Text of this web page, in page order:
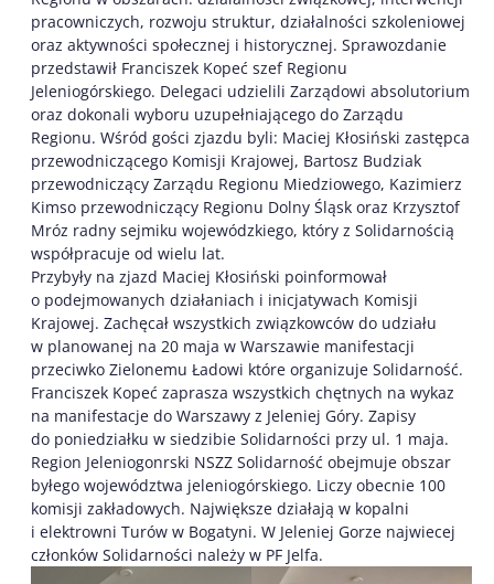
pracowniczych, rozwoju struktur, działalności szkoleniowej
oraz aktywności społecznej i historycznej. Sprawozdanie
przedstawił Franciszek Kopeć szef Regionu
Jeleniogórskiego. Delegaci udzielili Zarządowi absolutorium
oraz dokonali wyboru uzupełniającego do Zarządu
Regionu. Wśród gości zjazdu byli: Maciej Kłosiński zastępca
przewodniczącego Komisji Krajowej, Bartosz Budziak
przewodniczący Zarządu Regionu Miedziowego, Kazimierz
Kimso przewodniczący Regionu Dolny Śląsk oraz Krzysztof
Mróz radny sejmiku wojewódzkiego, który z Solidarnością
współpracuje od wielu lat.
Przybyły na zjazd Maciej Kłosiński poinformował
o podejmowanych działaniach i inicjatywach Komisji
Krajowej. Zachęcał wszystkich związkowców do udziału
w planowanej na 20 maja w Warszawie manifestacji
przeciwko Zielonemu Ładowi które organizuje Solidarność.
Franciszek Kopeć zaprasza wszystkich chętnych na wykaz
na manifestacje do Warszawy z Jeleniej Góry. Zapisy
do poniedziałku w siedzibie Solidarności przy ul. 1 maja.
Region Jeleniogonrski NSZZ Solidarność obejmuje obszar
byłego województwa jeleniogórskiego. Liczy obecnie 100
komisji zakładowych. Największe działają w kopalni
i elektrowni Turów w Bogatyni. W Jeleniej Gorze najwiecej
członków Solidarności należy w PF Jelfa.